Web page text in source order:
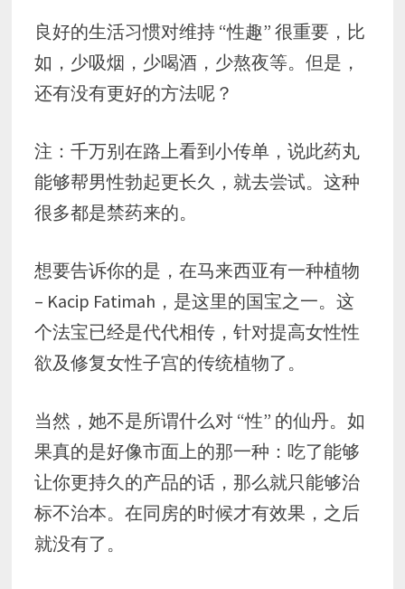
良好的生活习惯对维持 “性趣” 很重要，比
如，少吸烟，少喝酒，少熬夜等。但是，
还有没有更好的方法呢？
注：千万别在路上看到小传单，说此药丸
能够帮男性勃起更长久，就去尝试。这种
很多都是禁药来的。
想要告诉你的是，在马来西亚有一种植物
– Kacip Fatimah，是这里的国宝之一。这
个法宝已经是代代相传，针对提高女性性
欲及修复女性子宫的传统植物了。
当然，她不是所谓什么对 “性” 的仙丹。如
果真的是好像市面上的那一种：吃了能够
让你更持久的产品的话，那么就只能够治
标不治本。在同房的时候才有效果，之后
就没有了。